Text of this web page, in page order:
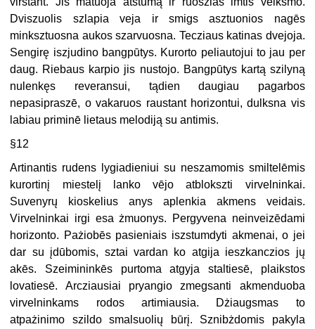
Dviszuolis szlapia veja ir smigs asztuonios nagēs
minksztuosna aukos szarvuosna. Tecziaus katinas dvejoja.
Sengirę iszjudino bangpūtys. Kurorto peliautojui to jau per
daug. Riebaus karpio jis nustojo. Bangpūtys kartą szilyną
nulenkęs reveransui, tądien daugiau pagarbos
nepasipraszē, o vakaruos raustant horizontui, dulksna vis
labiau priminē lietaus melodiją su antimis.
§12
Artinantis rudens lygiadieniui su neszamomis smiltelēmis
kurortinį miestelį lanko vējo atblokszti virvelninkai.
Suvenyrų kioskelius anys aplenkia akmens veidais.
Virvelninkai irgi esa żmuonys. Pergyvena neinveizēdami
horizonto. Pażiobēs pasieniais iszstumdyti akmenai, o jei
dar su įdūbomis, sztai vardan ko atgija ieszkanczios jų
akēs. Szeimininkēs purtoma atgyja staltiesē, plaikstos
lovatiesē. Arcziausiai pryangio zmegsanti akmenduoba
virvelninkams rodos artimiausia. Dżiaugsmas to
atpażinimo szildo smalsuolių būrį. Sznibżdomis pakyla